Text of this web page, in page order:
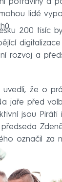
lidé
200 tisíc
rozvoj a
uvedli, že o
jaře před
jsou Piráti
označil za